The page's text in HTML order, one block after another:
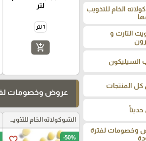
الخام للتذويب
التارت و
السيليكون
المنتجات
وخصومات لفترة
لتر
1 لتر
add_shopping_cart
عروض وخصومات
الشوكولاته الخام للتذويب بأنواعها
-50%